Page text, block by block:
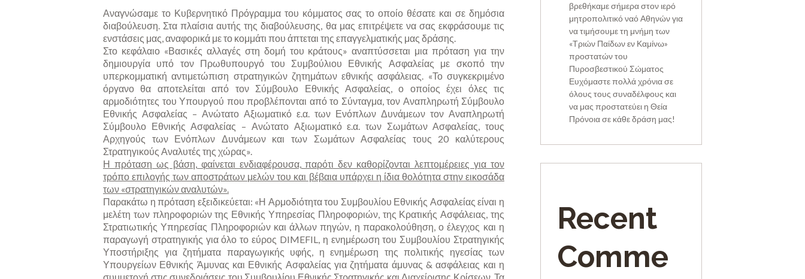
Αναγνώσαμε το Κυβερνητικό Πρόγραμμα του κόμματος σας το οποίο θέσατε και σε δημόσια
διαβούλευση. Στα πλαίσια αυτής της διαβούλευσης, θα μας επιτρέψετε να σας εκφράσουμε τις
ενστάσεις μας, αναφορικά με το κομμάτι που άπτεται της επαγγελματικής μας δράσης.
Στο κεφάλαιο «Βασικές αλλαγές στη δομή του κράτους» αναπτύσσεται μια πρόταση για την
δημιουργία υπό τον Πρωθυπουργό του Συμβούλιου Εθνικής Ασφαλείας με σκοπό την
υπερκομματική αντιμετώπιση στρατηγικών ζητημάτων εθνικής ασφάλειας. «Το συγκεκριμένο
όργανο θα αποτελείται από τον Σύμβουλο Εθνικής Ασφαλείας, ο οποίος έχει όλες τις
αρμοδιότητες του Υπουργού που προβλέπονται από το Σύνταγμα, τον Αναπληρωτή Σύμβουλο
Εθνικής Ασφαλείας – Ανώτατο Αξιωματικό ε.α. των Ενόπλων Δυνάμεων τον Αναπληρωτή
Σύμβουλο Εθνικής Ασφαλείας – Ανώτατο Αξιωματικό ε.α. των Σωμάτων Ασφαλείας, τους
Αρχηγούς των Ενόπλων Δυνάμεων και των Σωμάτων Ασφαλείας τους 20 καλύτερους
Στρατηγικούς Αναλυτές της χώρας».
Η πρόταση ως βάση, φαίνεται ενδιαφέρουσα, παρότι δεν καθορίζονται λεπτομέρειες για τον
τρόπο επιλογής των αποστράτων μελών του και βέβαια υπάρχει η ίδια θολότητα στην εικοσάδα
των «στρατηγικών αναλυτών».
Παρακάτω η πρόταση εξειδικεύεται: «Η Αρμοδιότητα του Συμβουλίου Εθνικής Ασφαλείας είναι η
μελέτη των πληροφοριών της Εθνικής Υπηρεσίας Πληροφοριών, της Κρατικής Ασφάλειας, της
Στρατιωτικής Υπηρεσίας Πληροφοριών και άλλων πηγών, η παρακολούθηση, ο έλεγχος και η
παραγωγή στρατηγικής για όλο το εύρος DIMEFIL, η ενημέρωση του Συμβουλίου Στρατηγικής
Υποστήριξης για ζητήματα παραγωγικής υφής, η ενημέρωση της πολιτικής ηγεσίας των
Υπουργείων Εθνικής Άμυνας και Εθνικής Ασφαλείας για ζητήματα άμυνας & ασφάλειας και η
βρεθήκαμε σήμερα στον ιερό
μητροπολιτικό ναό Αθηνών για
να τιμήσουμε τη μνήμη των
«Τριών Παίδων εν Καμίνω»
προστατών του
Πυροσβεστικού Σώματος
Ευχόμαστε πολλά χρόνια σε
όλους τους συναδέλφους και
να μας προστατεύει η Θεία
Πρόνοια σε κάθε δράση μας!
Recent
Comme